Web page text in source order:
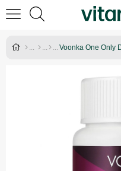
Voonka One Only